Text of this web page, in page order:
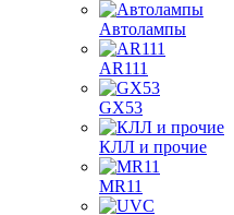
Автолампы
AR111
GX53
КЛЛ и прочие
MR11